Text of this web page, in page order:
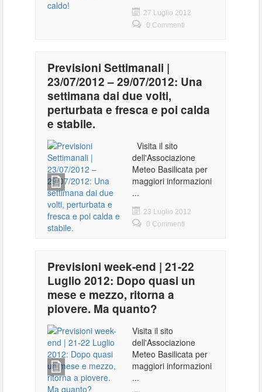
27 Luglio 2012
0 Commenti
Previsioni Settimanali |
23/07/2012 – 29/07/2012: Una
settimana dai due volti,
perturbata e fresca e poi calda
e stabile.
Visita il sito
dell'Associazione
Meteo Basilicata per
maggiori informazioni
...
23 Luglio 2012
0 Commenti
Previsioni week-end | 21-22
Luglio 2012: Dopo quasi un
mese e mezzo, ritorna a
piovere. Ma quanto?
Visita il sito
dell'Associazione
Meteo Basilicata per
maggiori informazioni
...